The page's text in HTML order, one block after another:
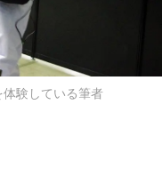
体験している筆者